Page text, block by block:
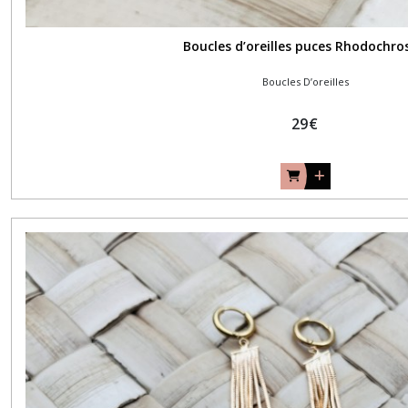
Boucles d’oreilles puces
Boucles D’oreilles
29€